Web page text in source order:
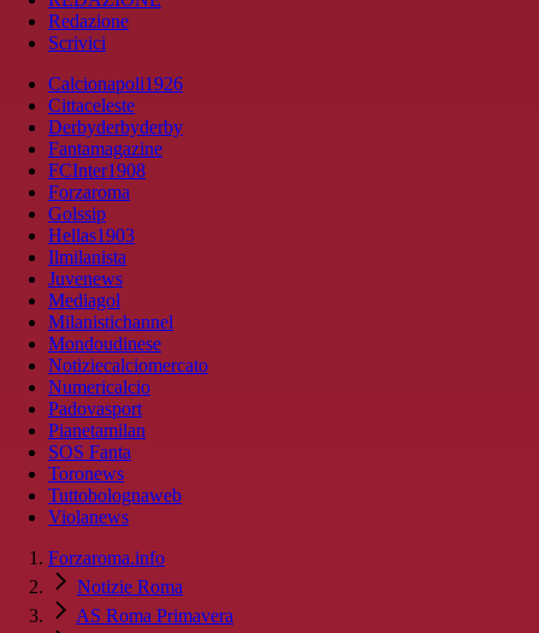
Redazione
Scrivici
Calcionapoli1926
Cittaceleste
Derbyderbyderby
Fantamagazine
FCInter1908
Forzaroma
Golssip
Hellas1903
Ilmilanista
Juvenews
Mediagol
Milanistichannel
Mondoudinese
Notiziecalciomercato
Numericalcio
Padovasport
Pianetamilan
SOS Fanta
Toronews
Tuttobolognaweb
Violanews
Forzaroma.info
Notizie Roma
AS Roma Primavera